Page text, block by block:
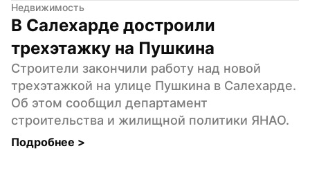
Недвижимость
В Салехарде достроили
трехэтажку на Пушкина
Строители закончили работу над новой
трехэтажкой на улице Пушкина в Салехарде.
Об этом сообщил департамент
строительства и жилищной политики ЯНАО.
Подробнее >